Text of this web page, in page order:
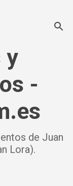
y
-
de Juan
Lora).